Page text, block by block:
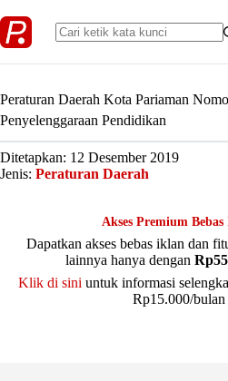
to
content
Peraturan Daerah Kota Pariaman
Penyelenggaraan Pendidikan
Ditetapkan: 12 Desember 2019
Jenis: Peraturan Daerah
Akses Premium
Dapatkan akses bebas iklan dan
lainnya hanya dengan
Klik di sini untuk informasi
Rp15.000/bulan